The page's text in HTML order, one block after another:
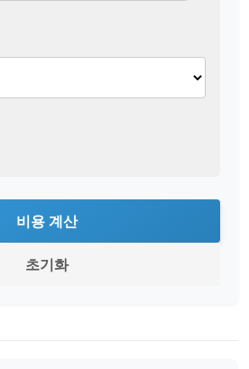
비용 계산
초기화